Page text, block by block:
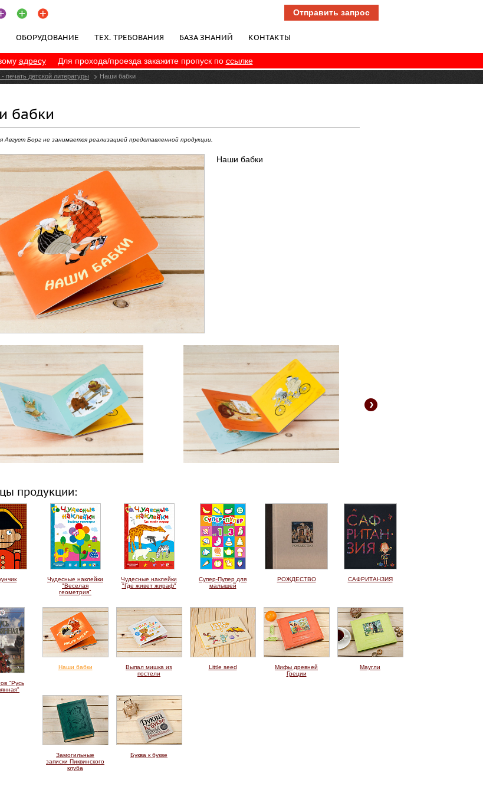
Отправить запрос
ОБОРУДОВАНИЕ ТЕХ. ТРЕБОВАНИЯ БАЗА ЗНАНИЙ КОНТАКТЫ
КОНФИДЕНЦИАЛЬНОСТИ
адресу Для прохода/проезда закажите пропуск по ссылке
печать детской литературы Наши бабки
бабки
Август Борг не занимается реализацией представленной продукции.
Наши бабки
продукции:
Чудесные наклейки
"Веселая
геометрия"
Чудесные наклейки
"Где живет жираф"
Супер-Пупер для
малышей
РОЖДЕСТВО САФРИТАНЗИЯ
"Русь
Наши бабки
Выпал мишка из
постели
Little seed
Мифы древней
Греции
Маугли
Замогильные
записки Пиквинского
клуба
Буква к букве